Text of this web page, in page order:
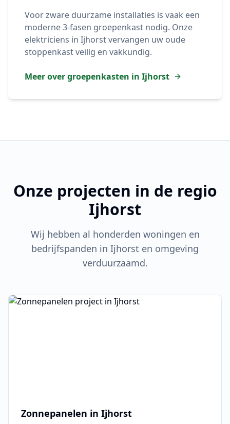
Voor zware duurzame installaties is vaak een
moderne 3-fasen groepenkast nodig. Onze
elektriciens in Ijhorstvervangen uw oude
stoppenkast veilig en vakkundig.
Meer over groepenkasten in Ijhorst
Onze projecten in de regio
Ijhorst
Wij hebben al honderden woningen en
bedrijfspanden in Ijhorst en omgeving
verduurzaamd.
Zonnepanelen in Ijhorst